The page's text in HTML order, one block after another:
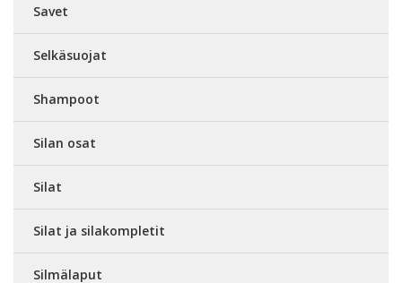
Savet
Selkäsuojat
Shampoot
Silan osat
Silat
Silat ja silakompletit
Silmälaput